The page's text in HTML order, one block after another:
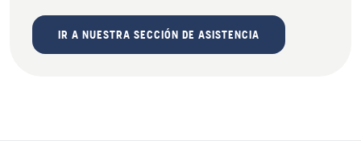
IR A NUESTRA SECCIÓN DE ASISTENCIA